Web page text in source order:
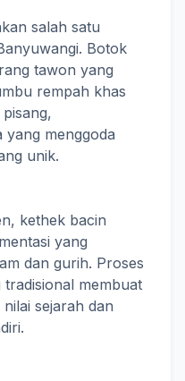
salah satu
Botok
tawon yang
rempah khas
yang menggoda
unik.
kethek bacin
yang
dan gurih. Proses
membuat
sejarah dan